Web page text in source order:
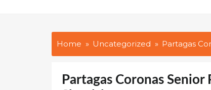
Home Uncategorized Partagas
Partagas Coronas Senior